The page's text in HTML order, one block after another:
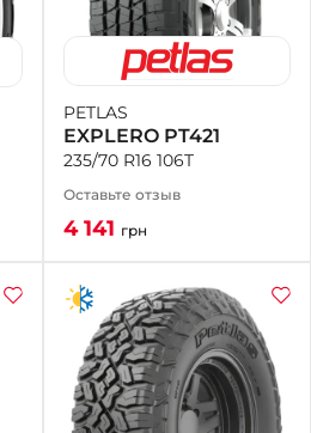
PETLAS
EXPLERO PT421
235/70 R16 106T
Оставьте отзыв
4 141 грн